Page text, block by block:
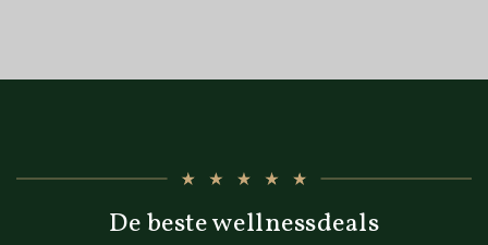
De beste wellnessdeals